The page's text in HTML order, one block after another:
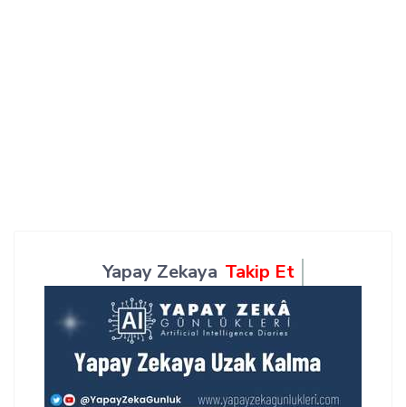
Yapay Zekaya Takip Et